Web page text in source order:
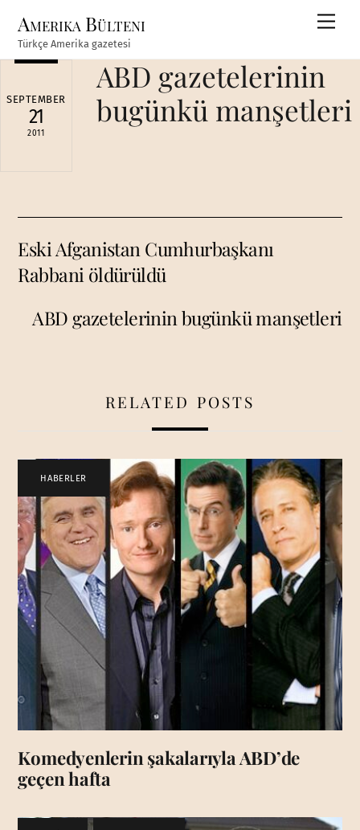
content
Amerika Bülteni
Türkçe Amerika gazetesi
SEPTEMBER
21
2011
ABD gazetelerinin
bugünkü manşetleri
Eski Afganistan Cumhurbaşkanı
Rabbani öldürüldü
ABD gazetelerinin bugünkü manşetleri
RELATED POSTS
HABERLER
Komedyenlerin şakalarıyla ABD’de
geçen hafta